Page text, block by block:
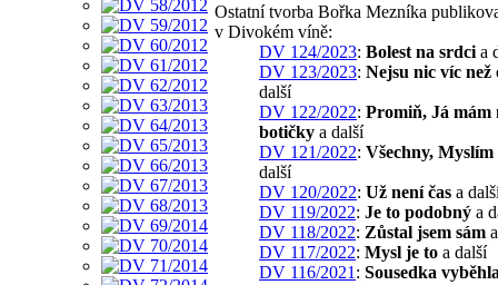
Ostatní tvorba Bořka Mezníka
v Divokém víně:
DV 124/2023: Bolest na srdci a
DV 123/2023: Nejsu nic víc než
další
DV 122/2022: Promiň, Já mám
botičky a další
DV 121/2022: Všechny, Myslím
další
DV 120/2022: Už není čas a
DV 119/2022: Je to podobný a
DV 118/2022: Zůstal jsem sám
DV 117/2022: Mysl je to a další
DV 116/2021 : Sousedka